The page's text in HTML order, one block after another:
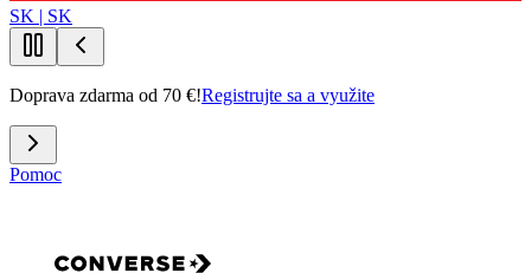
SK | SK
Doprava zdarma od 70 €!Registrujte sa a využite
Pomoc